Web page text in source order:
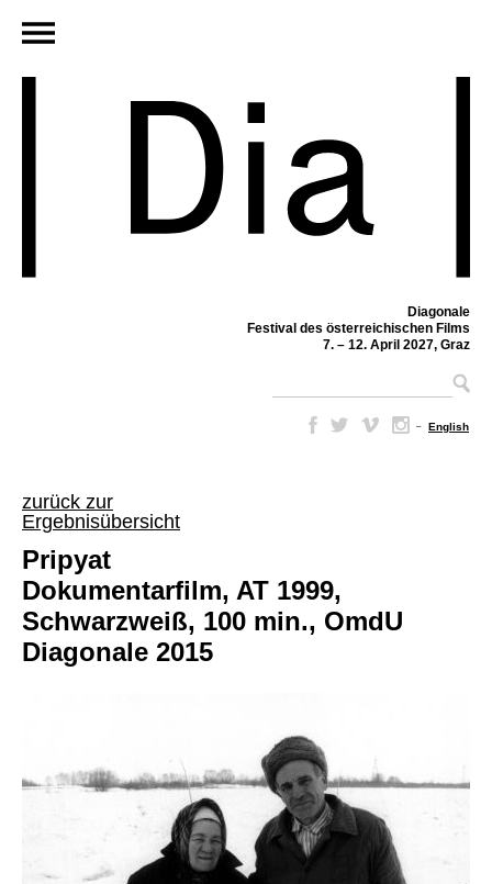
Diagonale
Festival des österreichischen Films
7. – 12. April 2027, Graz
– English
zurück zur
Ergebnisübersicht
Pripyat
Dokumentarfilm, AT 1999,
Schwarzweiß, 100 min., OmdU
Diagonale 2015